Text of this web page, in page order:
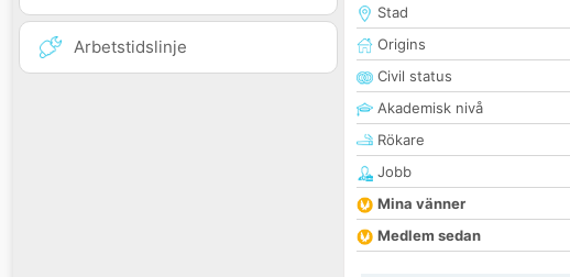
Arbetstidslinje
Stad
Origins
Civil status
Akademisk nivå
Rökare
Jobb
Mina vänner
Medlem sedan